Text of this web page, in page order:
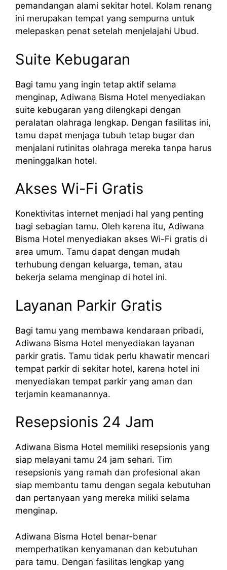
pemandangan alami sekitar hotel. Kolam renang
ini merupakan tempat yang sempurna untuk
melepaskan penat setelah menjelajahi Ubud.
Suite Kebugaran
Bagi tamu yang ingin tetap aktif selama
menginap, Adiwana Bisma Hotel menyediakan
suite kebugaran yang dilengkapi dengan
peralatan olahraga lengkap. Dengan fasilitas ini,
tamu dapat menjaga tubuh tetap bugar dan
menjalani rutinitas olahraga mereka tanpa harus
meninggalkan hotel.
Akses Wi-Fi Gratis
Konektivitas internet menjadi hal yang penting
bagi sebagian tamu. Oleh karena itu, Adiwana
Bisma Hotel menyediakan akses Wi-Fi gratis di
area umum. Tamu dapat dengan mudah
terhubung dengan keluarga, teman, atau
bekerja selama menginap di hotel ini.
Layanan Parkir Gratis
Bagi tamu yang membawa kendaraan pribadi,
Adiwana Bisma Hotel menyediakan layanan
parkir gratis. Tamu tidak perlu khawatir mencari
tempat parkir di sekitar hotel, karena hotel ini
menyediakan tempat parkir yang aman dan
terjamin keamanannya.
Resepsionis 24 Jam
Adiwana Bisma Hotel memiliki resepsionis yang
siap melayani tamu 24 jam sehari. Tim
resepsionis yang ramah dan profesional akan
siap membantu tamu dengan segala kebutuhan
dan pertanyaan yang mereka miliki selama
menginap.
Adiwana Bisma Hotel benar-benar
memperhatikan kenyamanan dan kebutuhan
para tamu. Dengan fasilitas lengkap yang